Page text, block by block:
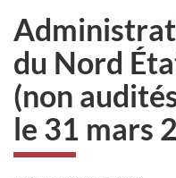
du Nord
(non
le 31 mars